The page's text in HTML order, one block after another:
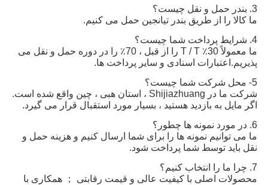
3. بندر حمل و نقل چیست؟
ما کالا را از طریق بندر تیانجین حمل می کنیم.
4. شرایط پرداخت شما چیست؟
ما معمولاً 30٪ T / T را از قبل ، 70٪ را در دوره حمل و نقل می
پذیریم.اعتبارات اسنادی و سایر پرداخت ها.
5- محل شرکت شما چیست؟
شرکت ما در Shijiazhuang ، استان هبی ، چین واقع شده است.
اگر مایل به بازدید هستید ، بسیار مورد استقبال قرار می گیرد.
6. در مورد نمونه ها چطور؟
ما می توانیم نمونه ها را برای شما ارسال کنیم و هزینه حمل و
نقل باید توسط شما پرداخت شود.
7. چرا ما را انتخاب کنیم؟
محصولات اصلی با کیفیت عالی و قیمت رقابتی ； همکاری با